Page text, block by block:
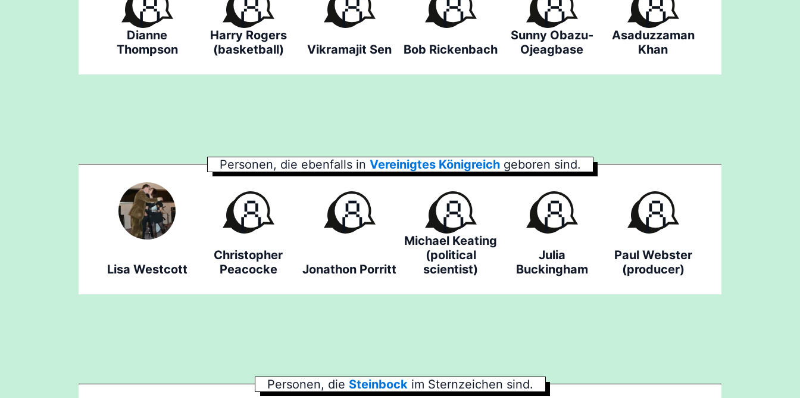
Dianne
Thompson
Harry Rogers
(basketball)
Vikramajit Sen Bob Rickenbach
Sunny Obazu-
Ojeagbase
Asaduzzaman
Khan
Personen, die ebenfalls in Vereinigtes Königreich geboren sind.
Lisa Westcott
Christopher
Peacocke
Jonathon Porritt
Michael Keating
(political
scientist)
Julia
Buckingham
Paul Webster
(producer)
Personen, die Steinbock im Sternzeichen sind.